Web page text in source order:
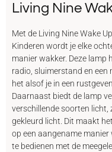
Living Nine
Met de Living Nine Wake
Kinderen wordt je elke
manier wakker. Deze lamp
radio, sluimerstand en een
het alsof je in een
Daarnaast biedt de lamp
verschillende soorten
gekleurd licht. Dit maakt
op een aangename
te bedienen met de